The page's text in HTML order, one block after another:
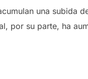
una subida
por su parte, ha